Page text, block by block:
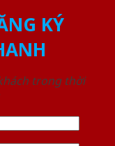
KÝ
trong thời